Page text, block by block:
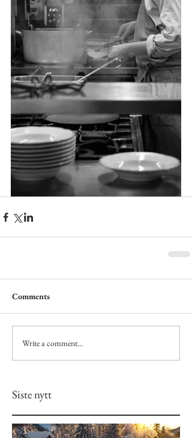
Siste nytt
Comments
Write a comment...